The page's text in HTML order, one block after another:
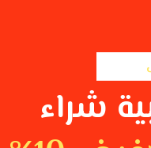
شراء